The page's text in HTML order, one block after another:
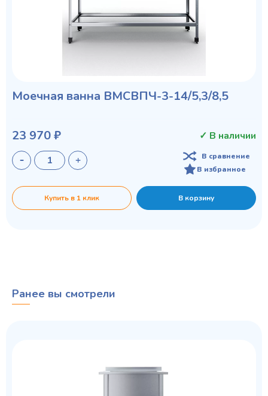
Моечная ванна ВМСВПЧ-3-14/5,3/8,5
23 970 ₽ ✓ В наличии
В сравнение
В избранное
Купить в 1 клик В корзину
Ранее вы смотрели